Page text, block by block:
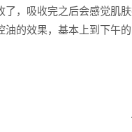
了，吸收完之后会感觉肌
油的效果，基本上到下午